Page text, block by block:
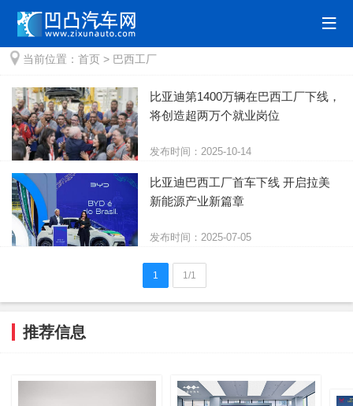
当前位置： 首页 > 巴西工厂
比亚迪第1400万辆在巴西工厂下线，
将创造超两万个就业岗位
发布时间：2025-10-14
比亚迪巴西工厂首车下线 开启拉美
新能源产业新篇章
发布时间：2025-07-05
1 1/1
推荐信息